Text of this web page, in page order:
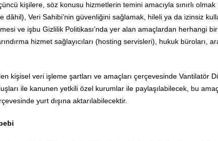
kişilere, söz konusu hizmetlerin temini amacıyla sınırlı
Veri Sahibi’nin güvenliğini sağlamak, hileli ya da izinsiz
ve işbu Gizlilik Politikası’nda yer alan amaçlardan herhangi
hizmet sağlayıcıları (hosting servisleri), hukuk büroları,
kişisel veri işleme şartları ve amaçları çerçevesinde Vantilatör
ile kanunen yetkili özel kurumlar ile paylaşılabilecek, bu
yurt dışına aktarılabilecektir.